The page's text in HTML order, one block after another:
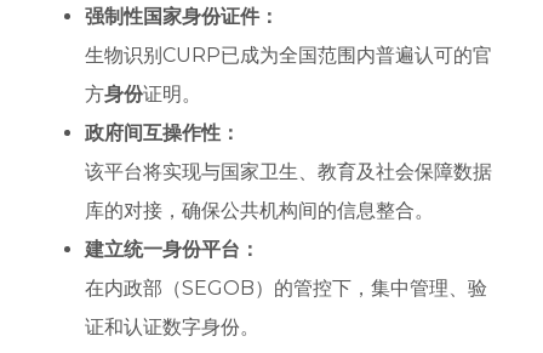
强制性国家身份证件：
生物识别CURP已成为全国范围内普遍认可的官
方身份证明。
政府间互操作性：
该平台将实现与国家卫生、教育及社会保障数据
库的对接，确保公共机构间的信息整合。
建立统一身份平台：
在内政部（SEGOB）的管控下，集中管理、验
证和认证数字身份。